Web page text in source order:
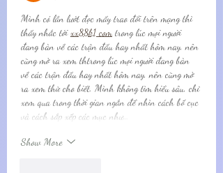
Mình có lần lướt đọc mấy trao đổi trên mạng thì
thấy nhắc tới xx88k1 com trong lúc mọi người
đang bàn về các trận đấu hay nhất hôm nay, nên
cũng mở ra xem thtrong lúc mọi người đang bàn
về các trận đấu hay nhất hôm nay, nên cũng mở
ra xem thử cho biết. Mình không tìm hiểu sâu, chỉ
xem qua trong thời gian ngắn để nhìn cách bố cục
và cách sắp xếp các mục như…
Show More